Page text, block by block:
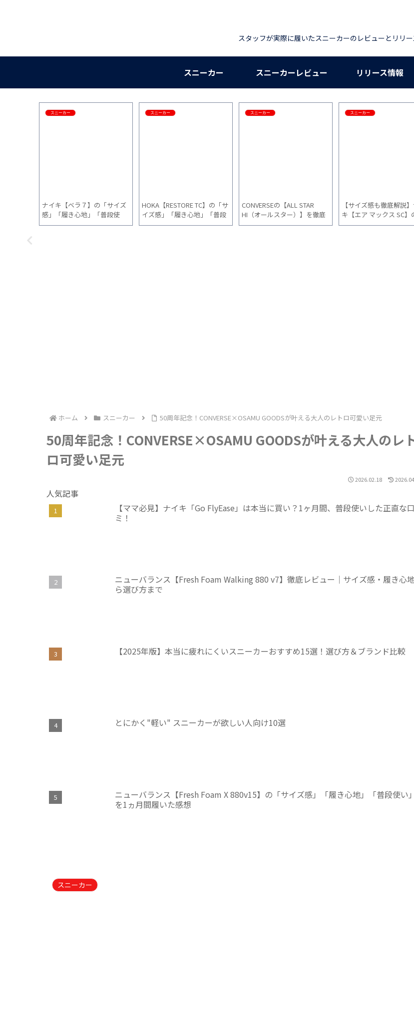
スタッフが実際に履いたスニーカーのレビューとリリ
スニーカー スニーカーレビュー リリース情報
スニーカー
ナイキ【ベラ７】の「サイズ
感」「履き心地」「普段使
い」を1ヵ月間履いた感想
スニーカー
HOKA【RESTORE TC】の「サ
イズ感」「履き心地」「普段
使い」を1ヵ月間履いた感想
スニーカー
CONVERSEの【ALL STAR
HI（オールスター）】を徹底
的に履きやすく改造してみた
スニーカー
【サイズ感も徹底解説
キ【エア マックス SC】
「サイズ感」「履き心
ホーム スニーカー 50周年記念！CONVERSE×OSAMU GOODSが叶える大人のレトロ可愛い足元
50周年記念！CONVERSE×OSAMU GOODSが叶える大人のレ
ロ可愛い足元
2026.02.18
人気記事
【ママ必見】ナイキ「Go FlyEase」は本当に買い？1ヶ月間、普段使いした正直な
ミ！
ニューバランス【Fresh Foam Walking 880 v7】徹底レビュー｜サイズ感・履き心
ら選び方まで
【2025年版】本当に疲れにくいスニーカーおすすめ15選！選び方＆ブランド比較
とにかく"軽い" スニーカーが欲しい人向け10選
ニューバランス【Fresh Foam X 880v15】の「サイズ感」「履き心地」「普段使い」
を1ヵ月間履いた感想
スニーカー